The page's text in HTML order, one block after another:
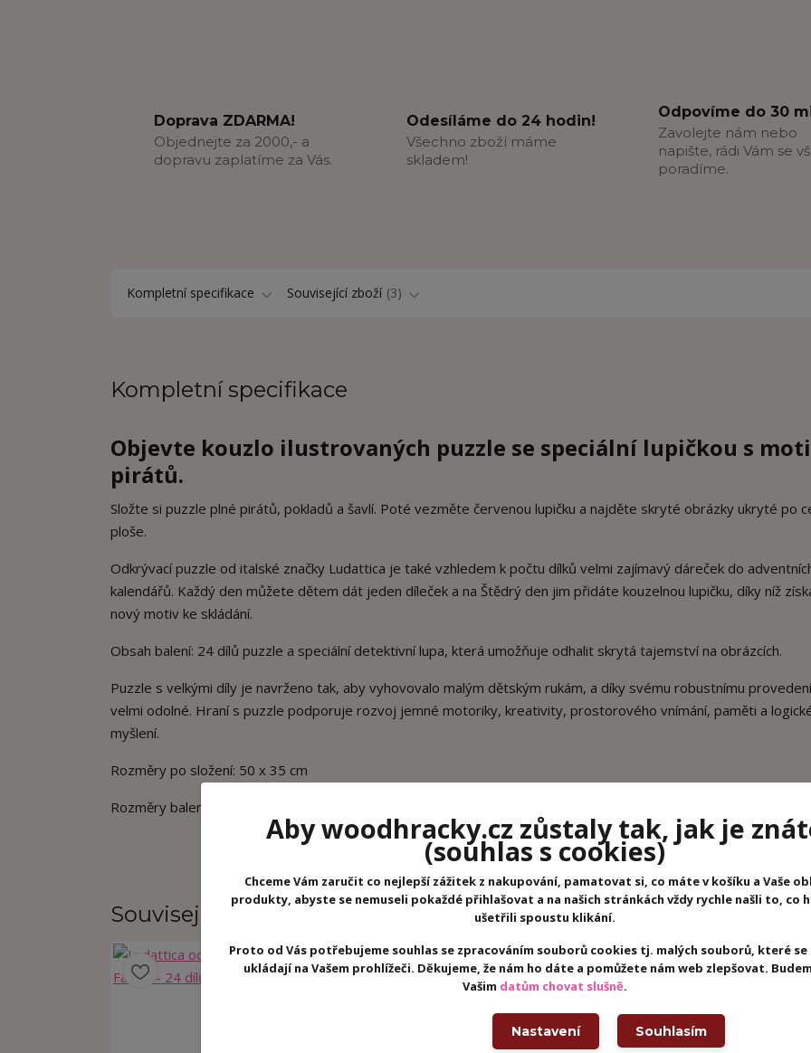
Doprava ZDARMA!
Objednejte za 2000,- a
dopravu zaplatíme za Vás.
Odesíláme do 24 hodin!
Všechno zboží máme
skladem!
Odpovíme do 30
Zavolejte nám nebo
napište, rádi Vám se
poradíme.
Kompletní specifikace Související zboží 3
Kompletní specifikace
Objevte kouzlo ilustrovaných puzzle se speciální lupičkou s
pirátů.
Složte si puzzle plné pirátů, pokladů a šavlí. Poté vezměte červenou lupičku a najděte skryté obrázky ukryté po
ploše.
Odkrývací puzzle od italské značky Ludattica je také vzhledem k počtu dílků velmi zajímavý dáreček do
kalendářů. Každý den můžete dětem dát jeden díleček a na Štědrý den jim přidáte kouzelnou lupičku, díky níž
nový motiv ke skládání.
Obsah balení: 24 dílů puzzle a speciální detektivní lupa, která umožňuje odhalit skrytá tajemství na obrázcích.
Puzzle s velkými díly je navrženo tak, aby vyhovovalo malým dětským rukám, a díky svému robustnímu
velmi odolné. Hraní s puzzle podporuje rozvoj jemné motoriky, kreativity, prostorového vnímání, paměti a
myšlení.
Rozměry po složení: 50 x 35 cm
Rozměry balení: 18 x 18 x 10 cm
Související zboží 3
Aby woodhracky.cz zůstaly tak, jak je
(souhlas s cookies)
Chceme Vám zaručit co nejlepší zážitek z nakupování, pamatovat si, co máte v košíku a Vaše
produkty, abyste se nemuseli pokaždé přihlašovat a na našich stránkách vždy rychle našli to, co
ušetřili spoustu klikání.
Proto od Vás potřebujeme souhlas se zpracováním souborů cookies tj. malých souborů, které se
ukládají na Vašem prohlížeči. Děkujeme, že nám ho dáte a pomůžete nám web zlepšovat.
Vašim datům chovat slušně.
Nastavení Souhlasím